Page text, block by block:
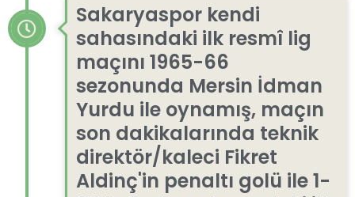
Sakaryaspor kendi
sahasındaki ilk resmî lig
maçını 1965-66
sezonunda Mersin İdman
Yurdu ile oynamış, maçın
son dakikalarında teknik
direktör/kaleci Fikret
Aldinç'in penaltı golü ile 1-